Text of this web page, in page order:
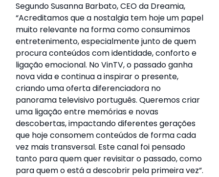
Segundo Susanna Barbato, CEO da Dreamia,
“Acreditamos que a nostalgia tem hoje um papel
muito relevante na forma como consumimos
entretenimento, especialmente junto de quem
procura conteúdos com identidade, conforto e
ligação emocional. No VinTV, o passado ganha
nova vida e continua a inspirar o presente,
criando uma oferta diferenciadora no
panorama televisivo português. Queremos criar
uma ligação entre memórias e novas
descobertas, impactando diferentes gerações
que hoje consomem conteúdos de forma cada
vez mais transversal. Este canal foi pensado
tanto para quem quer revisitar o passado, como
para quem o está a descobrir pela primeira vez”.